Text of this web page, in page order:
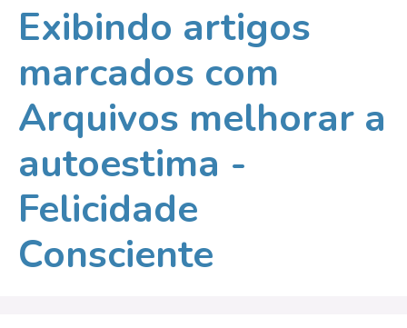
Exibindo artigos
marcados com
Arquivos melhorar a
autoestima -
Felicidade
Consciente